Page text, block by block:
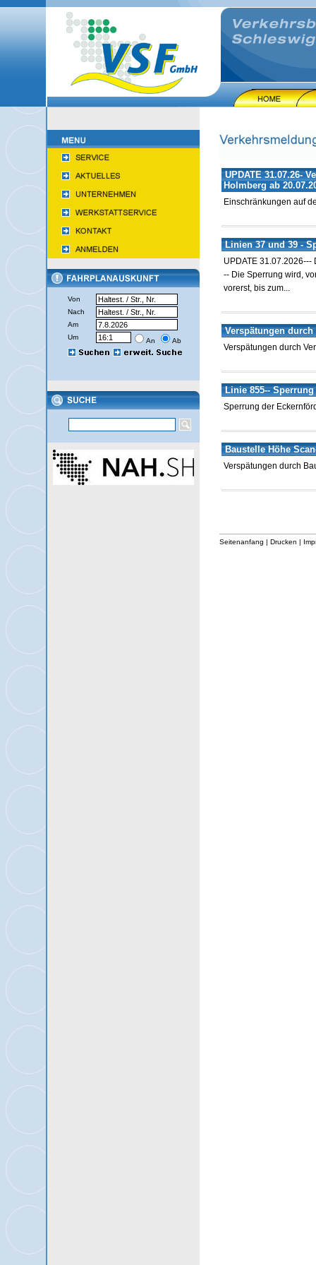
Von
Nach
Am
Um
An Ab
UPDATE 31.07.26-
Holmberg ab
Einschränkungen auf
Linien 37 und 39 -
UPDATE
-- Die Sperrung wird,
vorerst, bis zum...
Verspätungen
Verspätungen durch
Linie 855--
Sperrung der
Baustelle Höhe
Verspätungen durch
Seitenanfang | Drucken |